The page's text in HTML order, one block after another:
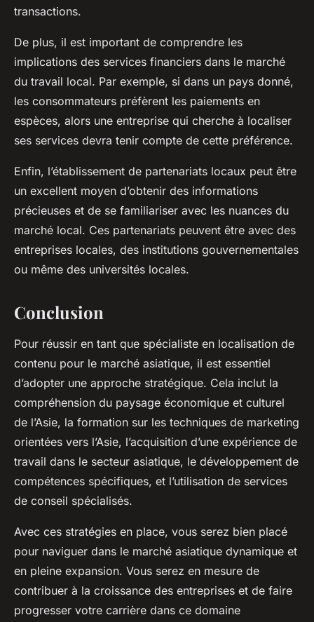
transactions.
De plus, il est important de comprendre les
implications des services financiers dans le marché
du travail local. Par exemple, si dans un pays donné,
les consommateurs préfèrent les paiements en
espèces, alors une entreprise qui cherche à localiser
ses services devra tenir compte de cette préférence.
Enfin, l’établissement de partenariats locaux peut être
un excellent moyen d’obtenir des informations
précieuses et de se familiariser avec les nuances du
marché local. Ces partenariats peuvent être avec des
entreprises locales, des institutions gouvernementales
ou même des universités locales.
Conclusion
Pour réussir en tant que spécialiste en localisation de
contenu pour le marché asiatique, il est essentiel
d’adopter une approche stratégique. Cela inclut la
compréhension du paysage économique et culturel
de l’Asie, la formation sur les techniques de marketing
orientées vers l’Asie, l’acquisition d’une expérience de
travail dans le secteur asiatique, le développement de
compétences spécifiques, et l’utilisation de services
de conseil spécialisés.
Avec ces stratégies en place, vous serez bien placé
pour naviguer dans le marché asiatique dynamique et
en pleine expansion. Vous serez en mesure de
contribuer à la croissance des entreprises et de faire
progresser votre carrière dans ce domaine